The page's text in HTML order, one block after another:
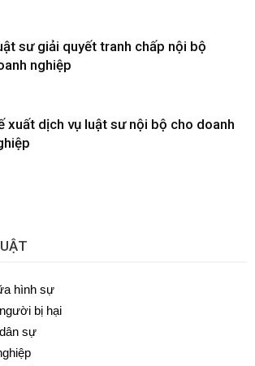
sư giải quyết tranh chấp nội bộ
nghiệp
xuất dịch vụ luật sư nội bộ cho doanh
hình sự
bị hại
sự